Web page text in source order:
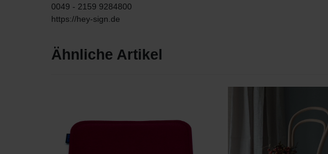
0049 - 2159 9284800
https://hey-sign.de
Ähnliche Artikel